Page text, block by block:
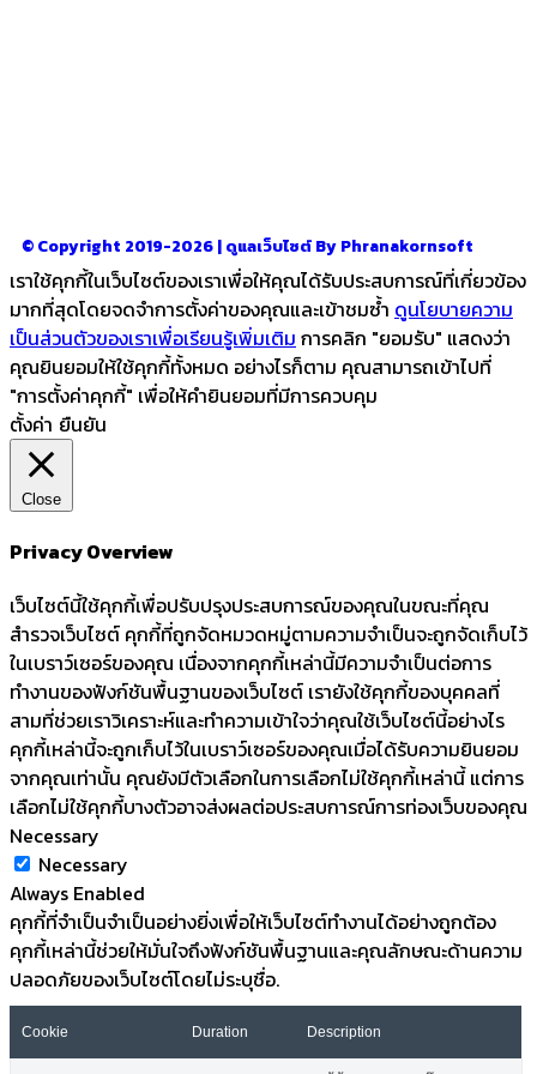
© Copyright 2019-2026 | ดูแลเว็บไซต์ By Phranakornsoft
เราใช้คุกกี้ในเว็บไซต์ของเราเพื่อให้คุณได้รับประสบการณ์ที่เกี่ยวข้อง
มากที่สุดโดยจดจำการตั้งค่าของคุณและเข้าชมซ้ำ ดูนโยบายความ
เป็นส่วนตัวของเราเพื่อเรียนรู้เพิ่มเติม การคลิก "ยอมรับ" แสดงว่า
คุณยินยอมให้ใช้คุกกี้ทั้งหมด อย่างไรก็ตาม คุณสามารถเข้าไปที่
"การตั้งค่าคุกกี้" เพื่อให้คำยินยอมที่มีการควบคุม
ตั้งค่า ยืนยัน
Close
Privacy Overview
เว็บไซต์นี้ใช้คุกกี้เพื่อปรับปรุงประสบการณ์ของคุณในขณะที่คุณ
สำรวจเว็บไซต์ คุกกี้ที่ถูกจัดหมวดหมู่ตามความจำเป็นจะถูกจัดเก็บไว้
ในเบราว์เซอร์ของคุณ เนื่องจากคุกกี้เหล่านี้มีความจำเป็นต่อการ
ทำงานของฟังก์ชันพื้นฐานของเว็บไซต์ เรายังใช้คุกกี้ของบุคคลที่
สามที่ช่วยเราวิเคราะห์และทำความเข้าใจว่าคุณใช้เว็บไซต์นี้อย่างไร
คุกกี้เหล่านี้จะถูกเก็บไว้ในเบราว์เซอร์ของคุณเมื่อได้รับความยินยอม
จากคุณเท่านั้น คุณยังมีตัวเลือกในการเลือกไม่ใช้คุกกี้เหล่านี้ แต่การ
เลือกไม่ใช้คุกกี้บางตัวอาจส่งผลต่อประสบการณ์การท่องเว็บของคุณ
Necessary
Necessary
Always Enabled
คุกกี้ที่จำเป็นจำเป็นอย่างยิ่งเพื่อให้เว็บไซต์ทำงานได้อย่างถูกต้อง
คุกกี้เหล่านี้ช่วยให้มั่นใจถึงฟังก์ชันพื้นฐานและคุณลักษณะด้านความ
ปลอดภัยของเว็บไซต์โดยไม่ระบุชื่อ.
Cookie Duration Description